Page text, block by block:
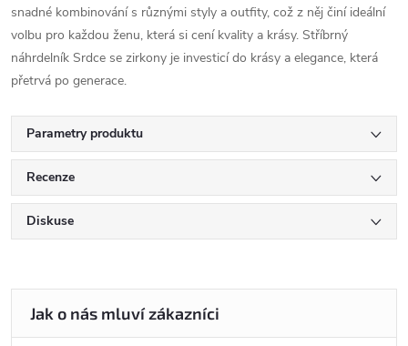
snadné kombinování s různými styly a outfity, což z něj činí ideální
volbu pro každou ženu, která si cení kvality a krásy. Stříbrný
náhrdelník Srdce se zirkony je investicí do krásy a elegance, která
přetrvá po generace.
Parametry produktu
Recenze
Diskuse